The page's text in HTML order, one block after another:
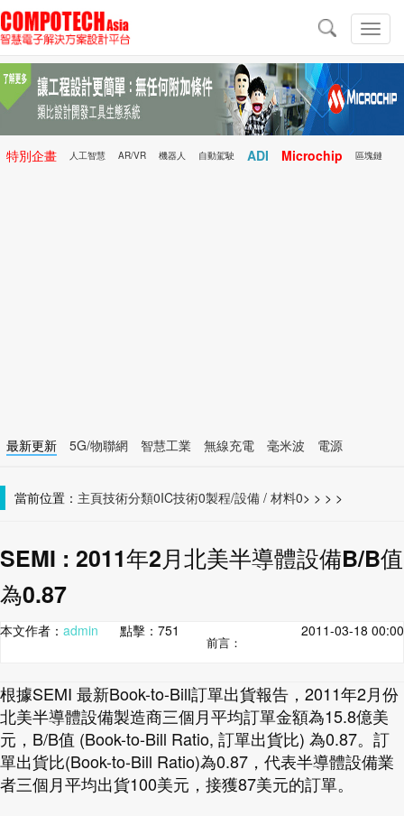
切
換
導
導
航
特別企畫 人工智慧 AR/VR 機器人 自動駕駛 ADI Microchip 區塊鏈
最新更新 5G/物聯網 智慧工業 無線充電 毫米波
電源
當前位置： 主頁 >
技術分類0 >
IC技術0 >
製程/設備 / 材料0 >
SEMI : 2011年2月北美半導體設備B/B值
為0.87
本文作者： admin 點擊： 751 2011-03-18 00:00
前言：
根據SEMI 最新Book-to-Bill訂單出貨報告，2011年2月份
北美半導體設備製造商三個月平均訂單金額為15.8億美
元，B/B值 (Book-to-Bill Ratio, 訂單出貨比) 為0.87。訂
單出貨比(Book-to-Bill Ratio)為0.87，代表半導體設備業
者三個月平均出貨100美元，接獲87美元的訂單。